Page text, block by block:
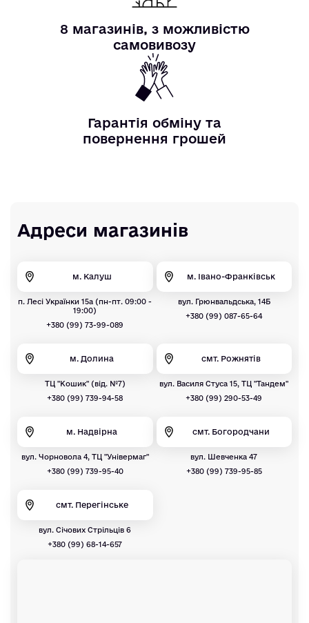
8 магазинів, з можливістю
самовивозу
Гарантія обміну та
повернення грошей
Адреси магазинів
м. Калуш
п. Лесі Українки 15а (пн-пт. 09:00 -
19:00)
+380 (99) 73-99-089
м. Івано-Франківськ
вул. Грюнвальдська, 14Б
+380 (99) 087-65-64
м. Долина
ТЦ "Кошик" (від. №7)
+380 (99) 739-94-58
смт. Рожнятів
вул. Василя Стуса 15, ТЦ "Тандем"
+380 (99) 290-53-49
м. Надвірна
вул. Чорновола 4, ТЦ "Універмаг"
+380 (99) 739-95-40
смт. Богородчани
вул. Шевченка 47
+380 (99) 739-95-85
смт. Перегінське
вул. Січових Стрільців 6
+380 (99) 68-14-657